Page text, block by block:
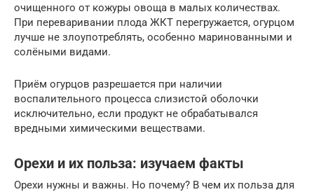
очищенного от кожуры овоща в малых количествах.
При переваривании плода ЖКТ перегружается, огурцом
лучше не злоупотреблять, особенно маринованными и
солёными видами.
Приём огурцов разрешается при наличии
воспалительного процесса слизистой оболочки
исключительно, если продукт не обрабатывался
вредными химическими веществами.
Орехи и их польза: изучаем факты
Орехи нужны и важны. Но почему? В чем их польза для